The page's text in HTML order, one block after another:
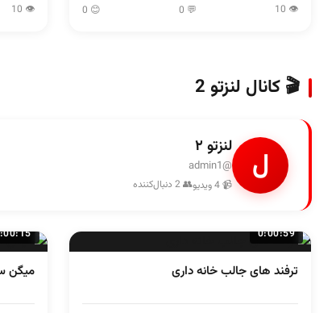
👁 10
💬 0
😊 0
👁 10
🎬 کانال لنزتو 2
ل لنزتو ۲
@admin1
📹 4 ویدیو 👥 2 دنبال‌کننده
0:00:59
ترفند های جالب خانه داری میگن